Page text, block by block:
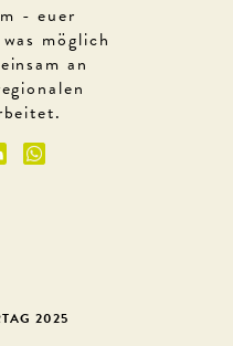
- euer
möglich
an
2025